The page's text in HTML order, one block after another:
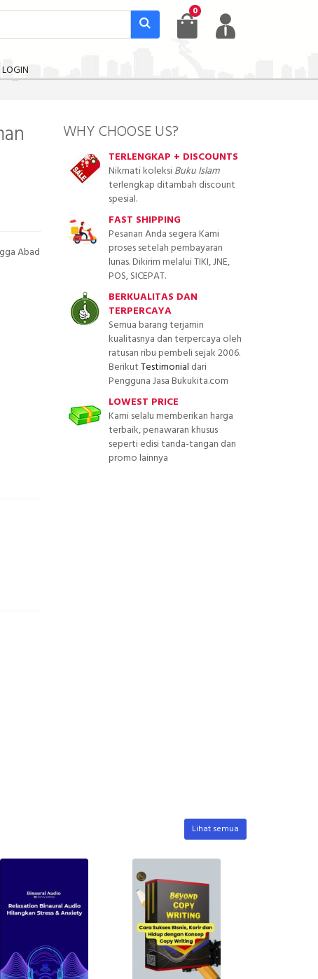
0
LOGIN
Abad
WHY CHOOSE US?
TERLENGKAP + DISCOUNTS
Nikmati koleksiBuku Islam
terlengkap ditambah discount
spesial.
FAST SHIPPING
Pesanan Anda segera Kami
proses setelah pembayaran
lunas. Dikirim melalui TIKI, JNE,
POS, SICEPAT.
BERKUALITAS DAN
TERPERCAYA
Semua barang terjamin
kualitasnya dan terpercaya oleh
ratusan ribu pembeli sejak 2006.
BerikutTestimonial dari
Pengguna Jasa Bukukita.com
LOWEST PRICE
Kami selalu memberikan harga
terbaik, penawaran khusus
seperti edisi tanda-tangan dan
promo lainnya
Lihat semua